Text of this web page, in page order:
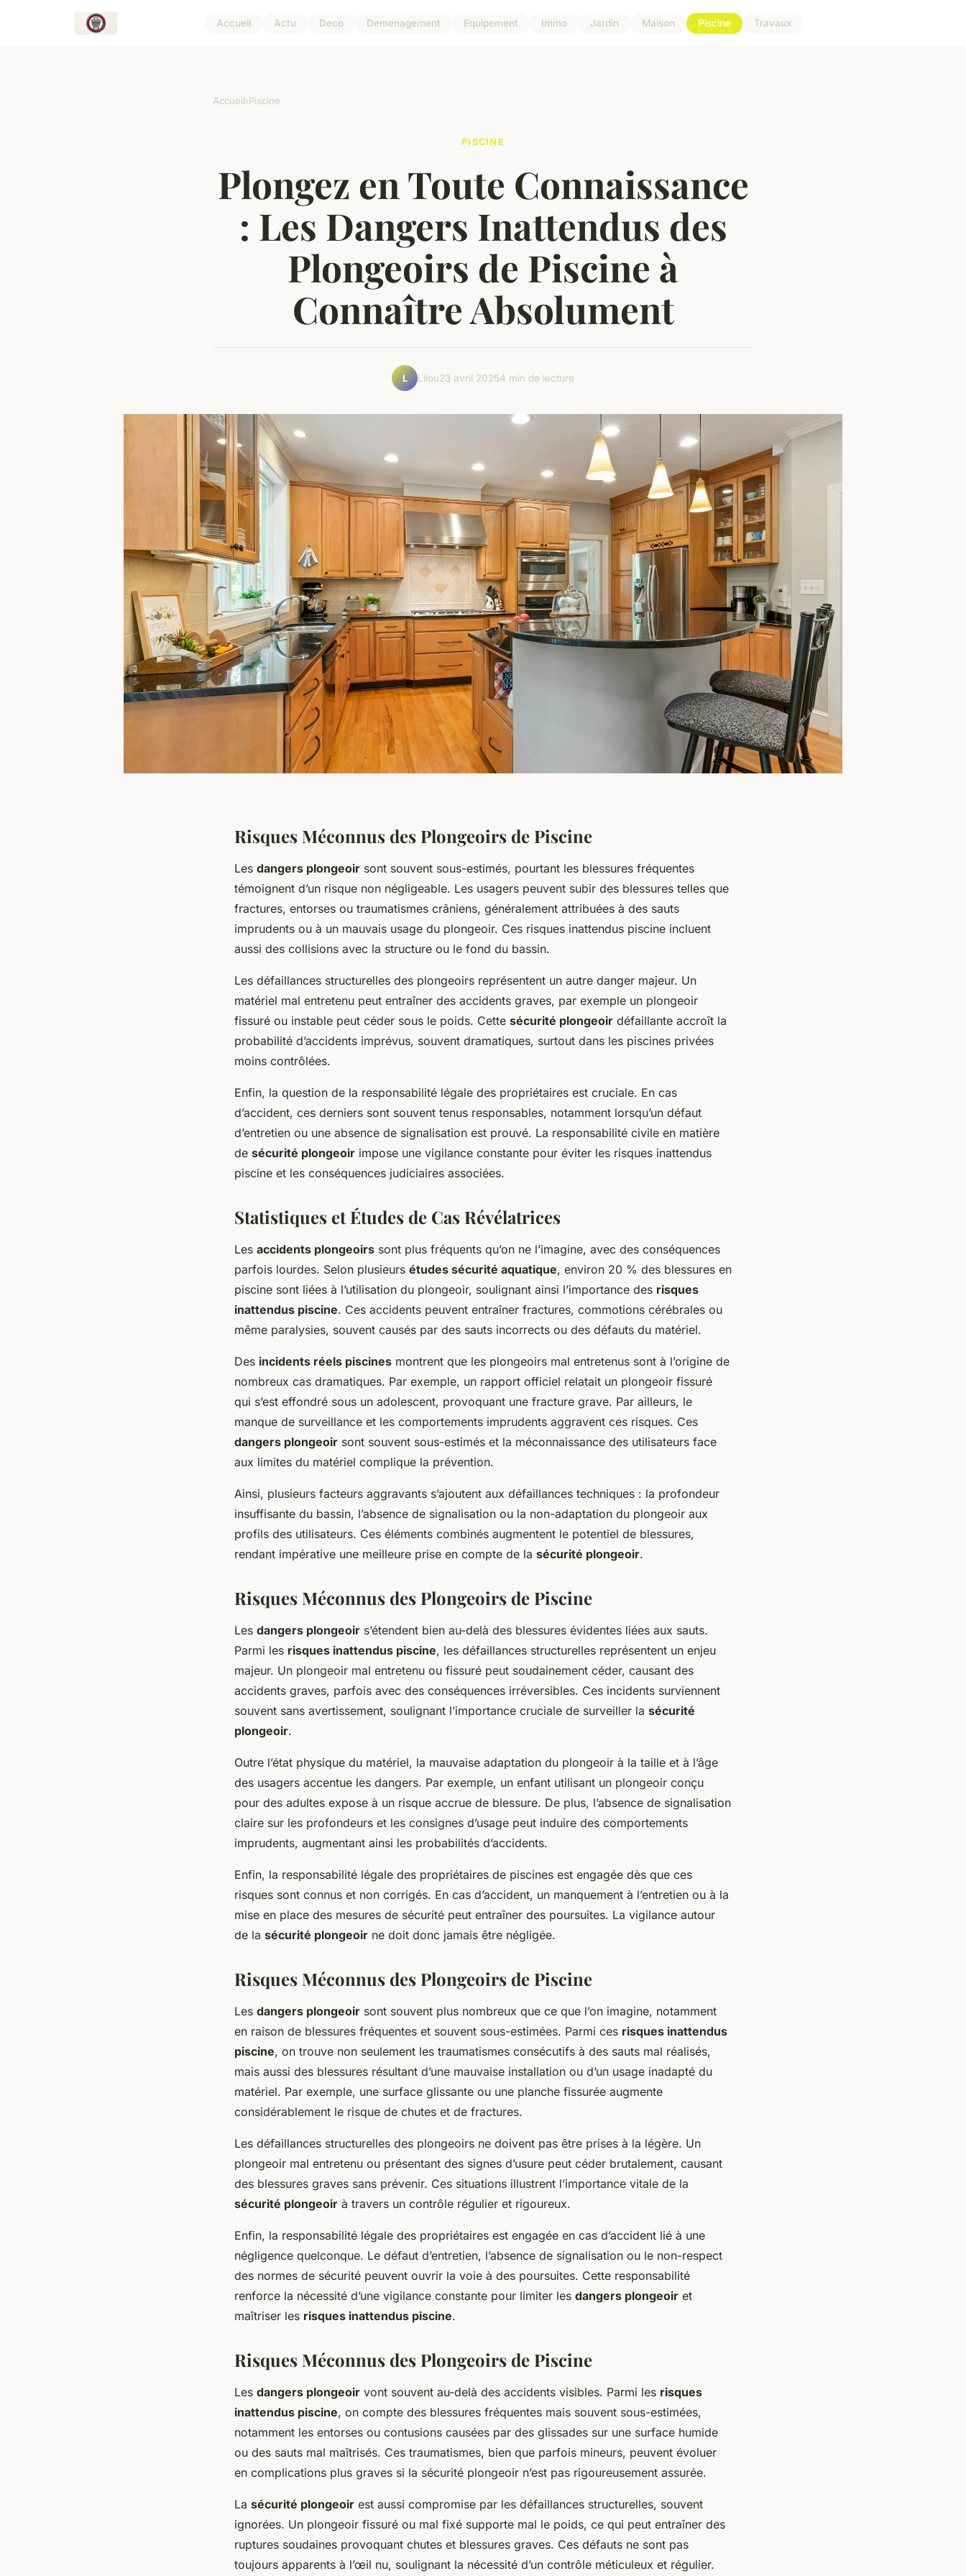
Accueil Actu Deco Demenagement Equipement Immo Jardin Maison Piscine Travaux
Accueil›Piscine
PISCINE
Plongez en Toute Connaissance
: Les Dangers Inattendus des
Plongeoirs de Piscine à
Connaître Absolument
L Lilou23 avril 20254 min de lecture
Risques Méconnus des Plongeoirs de Piscine
Les dangers plongeoir sont souvent sous-estimés, pourtant les blessures fréquentes
témoignent d’un risque non négligeable. Les usagers peuvent subir des blessures telles que
fractures, entorses ou traumatismes crâniens, généralement attribuées à des sauts
imprudents ou à un mauvais usage du plongeoir. Ces risques inattendus piscine incluent
aussi des collisions avec la structure ou le fond du bassin.
Les défaillances structurelles des plongeoirs représentent un autre danger majeur. Un
matériel mal entretenu peut entraîner des accidents graves, par exemple un plongeoir
fissuré ou instable peut céder sous le poids. Cette sécurité plongeoir défaillante accroît la
probabilité d’accidents imprévus, souvent dramatiques, surtout dans les piscines privées
moins contrôlées.
Enfin, la question de la responsabilité légale des propriétaires est cruciale. En cas
d’accident, ces derniers sont souvent tenus responsables, notamment lorsqu’un défaut
d’entretien ou une absence de signalisation est prouvé. La responsabilité civile en matière
de sécurité plongeoir impose une vigilance constante pour éviter les risques inattendus
piscine et les conséquences judiciaires associées.
Statistiques et Études de Cas Révélatrices
Les accidents plongeoirs sont plus fréquents qu’on ne l’imagine, avec des conséquences
parfois lourdes. Selon plusieurs études sécurité aquatique, environ 20 % des blessures en
piscine sont liées à l’utilisation du plongeoir, soulignant ainsi l’importance des risques
inattendus piscine. Ces accidents peuvent entraîner fractures, commotions cérébrales ou
même paralysies, souvent causés par des sauts incorrects ou des défauts du matériel.
Des incidents réels piscines montrent que les plongeoirs mal entretenus sont à l’origine de
nombreux cas dramatiques. Par exemple, un rapport officiel relatait un plongeoir fissuré
qui s’est effondré sous un adolescent, provoquant une fracture grave. Par ailleurs, le
manque de surveillance et les comportements imprudents aggravent ces risques. Ces
dangers plongeoir sont souvent sous-estimés et la méconnaissance des utilisateurs face
aux limites du matériel complique la prévention.
Ainsi, plusieurs facteurs aggravants s’ajoutent aux défaillances techniques : la profondeur
insuffisante du bassin, l’absence de signalisation ou la non-adaptation du plongeoir aux
profils des utilisateurs. Ces éléments combinés augmentent le potentiel de blessures,
rendant impérative une meilleure prise en compte de la sécurité plongeoir.
Risques Méconnus des Plongeoirs de Piscine
Les dangers plongeoir s’étendent bien au-delà des blessures évidentes liées aux sauts.
Parmi les risques inattendus piscine, les défaillances structurelles représentent un enjeu
majeur. Un plongeoir mal entretenu ou fissuré peut soudainement céder, causant des
accidents graves, parfois avec des conséquences irréversibles. Ces incidents surviennent
souvent sans avertissement, soulignant l’importance cruciale de surveiller la sécurité
plongeoir.
Outre l’état physique du matériel, la mauvaise adaptation du plongeoir à la taille et à l’âge
des usagers accentue les dangers. Par exemple, un enfant utilisant un plongeoir conçu
pour des adultes expose à un risque accrue de blessure. De plus, l’absence de signalisation
claire sur les profondeurs et les consignes d’usage peut induire des comportements
imprudents, augmentant ainsi les probabilités d’accidents.
Enfin, la responsabilité légale des propriétaires de piscines est engagée dès que ces
risques sont connus et non corrigés. En cas d’accident, un manquement à l’entretien ou à la
mise en place des mesures de sécurité peut entraîner des poursuites. La vigilance autour
de la sécurité plongeoir ne doit donc jamais être négligée.
Risques Méconnus des Plongeoirs de Piscine
Les dangers plongeoir sont souvent plus nombreux que ce que l’on imagine, notamment
en raison de blessures fréquentes et souvent sous-estimées. Parmi ces risques inattendus
piscine, on trouve non seulement les traumatismes consécutifs à des sauts mal réalisés,
mais aussi des blessures résultant d’une mauvaise installation ou d’un usage inadapté du
matériel. Par exemple, une surface glissante ou une planche fissurée augmente
considérablement le risque de chutes et de fractures.
Les défaillances structurelles des plongeoirs ne doivent pas être prises à la légère. Un
plongeoir mal entretenu ou présentant des signes d’usure peut céder brutalement, causant
des blessures graves sans prévenir. Ces situations illustrent l’importance vitale de la
sécurité plongeoir à travers un contrôle régulier et rigoureux.
Enfin, la responsabilité légale des propriétaires est engagée en cas d’accident lié à une
négligence quelconque. Le défaut d’entretien, l’absence de signalisation ou le non-respect
des normes de sécurité peuvent ouvrir la voie à des poursuites. Cette responsabilité
renforce la nécessité d’une vigilance constante pour limiter les dangers plongeoir et
maîtriser les risques inattendus piscine.
Risques Méconnus des Plongeoirs de Piscine
Les dangers plongeoir vont souvent au-delà des accidents visibles. Parmi les risques
inattendus piscine, on compte des blessures fréquentes mais souvent sous-estimées,
notamment les entorses ou contusions causées par des glissades sur une surface humide
ou des sauts mal maîtrisés. Ces traumatismes, bien que parfois mineurs, peuvent évoluer
en complications plus graves si la sécurité plongeoir n’est pas rigoureusement assurée.
La sécurité plongeoir est aussi compromise par les défaillances structurelles, souvent
ignorées. Un plongeoir fissuré ou mal fixé supporte mal le poids, ce qui peut entraîner des
ruptures soudaines provoquant chutes et blessures graves. Ces défauts ne sont pas
toujours apparents à l’œil nu, soulignant la nécessité d’un contrôle méticuleux et régulier.